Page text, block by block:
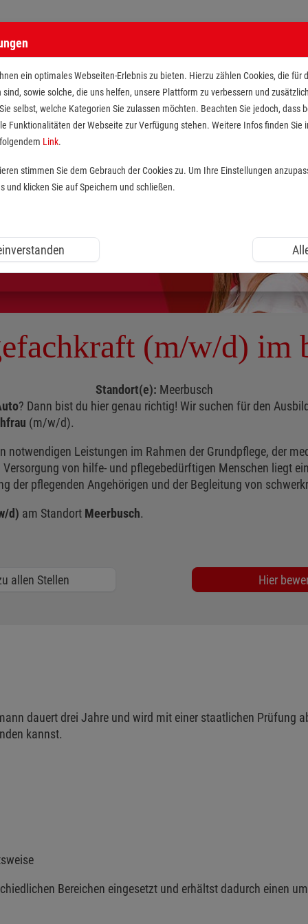
(m/w/d) im
Standort(e): Meerbusch
? Dann bist du hier genau richtig! Wir suchen für den
(m/w/d).
notwendigen Leistungen im Rahmen der Grundpflege, der
von hilfe- und pflegebedürftigen Menschen liegt
der pflegenden Angehörigen und der Begleitung von
d) am Standort Meerbusch.
allen Stellen Hier
dauert drei Jahre und wird mit einer staatlichen Prüfung
kannst.
Bereichen eingesetzt und erhältst dadurch einen
ein optimales Webseiten-Erlebnis zu bieten. Hierzu zählen Cookies, die für
sowie solche, die uns helfen, unsere Plattform zu verbessern und
selbst, welche Kategorien Sie zulassen möchten. Beachten Sie jedoch, dass
Funktionalitäten der Webseite zur Verfügung stehen. Weitere Infos finden Sie
Link.
stimmen Sie dem Gebrauch der Cookies zu. Um Ihre Einstellungen
und klicken Sie auf Speichern und schließen.